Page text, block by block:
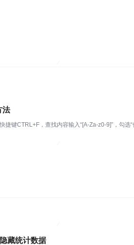
法
捷键CTRL+F，查找内容输入“[A-Za-z0-9]”，勾选
藏统计数据